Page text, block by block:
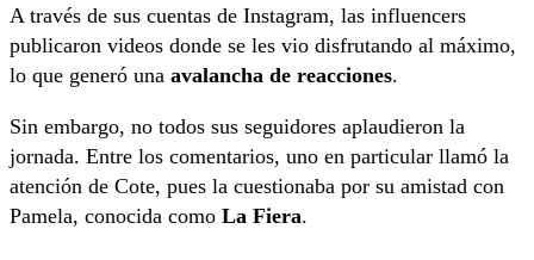
A través de sus cuentas de Instagram, las influencers
publicaron videos donde se les vio disfrutando al máximo,
lo que generó una avalancha de reacciones.
Sin embargo, no todos sus seguidores aplaudieron la
jornada. Entre los comentarios, uno en particular llamó la
atención de Cote, pues la cuestionaba por su amistad con
Pamela, conocida como La Fiera.